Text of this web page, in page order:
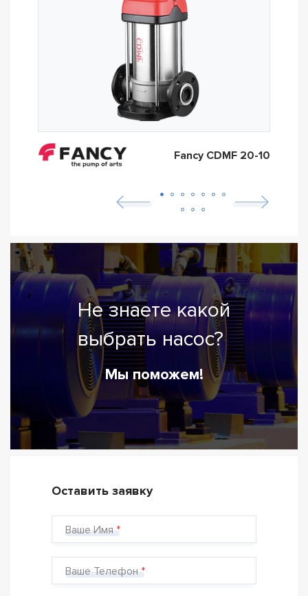
Fancy CDMF 20-10
Не знаете какой
выбрать насос?
Мы поможем!
Оставить заявку
Ваше Имя
Ваше Телефон